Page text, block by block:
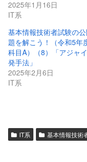
2025年1月16日
IT系
基本情報技術者試験の
題を解こう！（令和5年
科目A）（8）「アジャ
発手法」
2025年2月6日
IT系
IT系 基本情報技術